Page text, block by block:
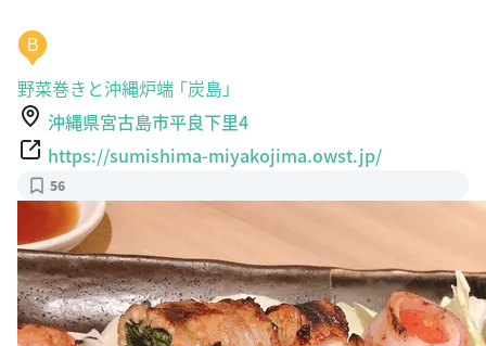
B
野菜巻きと沖縄炉端 「炭島」
沖縄県宮古島市平良下里4
https://sumishima-miyakojima.owst.jp/
56